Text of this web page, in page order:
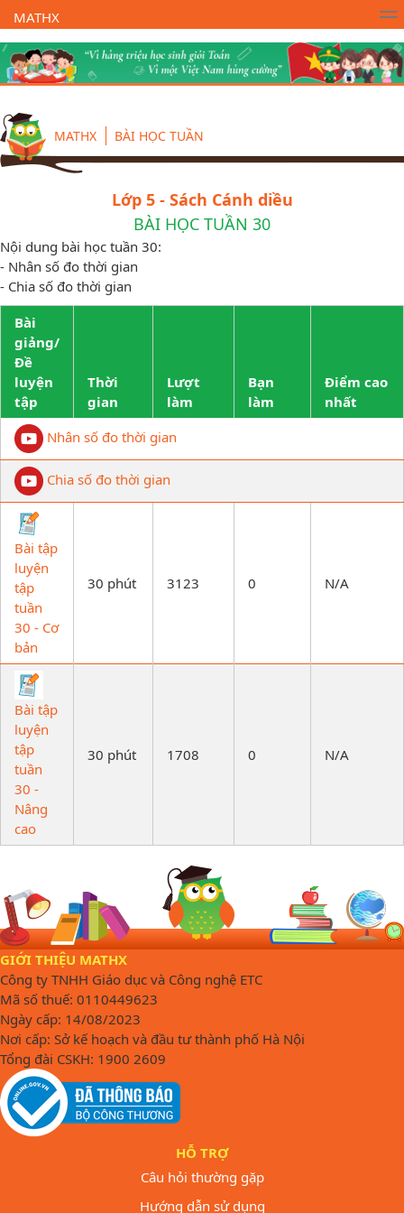
MATHX
Trường Toán Online MATHX Học toán - Lớp 1
MATHX BÀI HỌC TUẦN
Lớp 5 - Sách Cánh diều
BÀI HỌC TUẦN 30
Nội dung bài học tuần 30:
- Nhân số đo thời gian
- Chia số đo thời gian
Bài
giảng/
Đề
luyện
tập
Thời
gian
Lượt
làm
Bạn
làm
Điểm cao
nhất
Nhân số đo thời gian
Chia số đo thời gian
Bài tập
luyện
tập
tuần
30 - Cơ
bản
30 phút 3123 0 N/A
Bài tập
luyện
tập
tuần
30 -
Nâng
cao
30 phút 1708 0 N/A
GIỚI THIỆU MATHX
Công ty TNHH Giáo dục và Công nghệ ETC
Mã số thuế: 0110449623
Ngày cấp: 14/08/2023
Nơi cấp: Sở kế hoạch và đầu tư thành phố Hà Nội
Tổng đài CSKH: 1900 2609
HỖ TRỢ
Câu hỏi thường gặp
Hướng dẫn sử dụng